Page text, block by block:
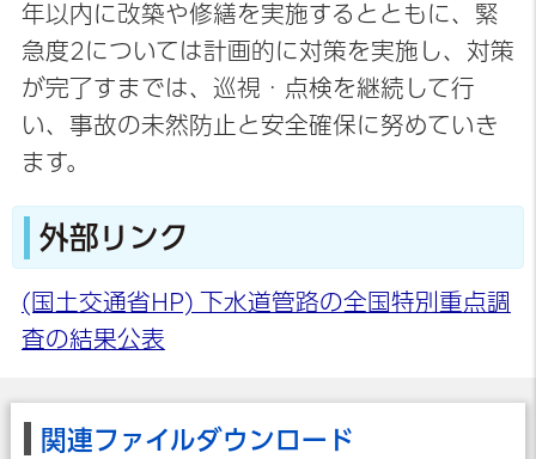
年以内に改築や修繕を実施するとともに、緊
急度2については計画的に対策を実施し、対策
が完了すまでは、巡視・点検を継続して行
い、事故の未然防止と安全確保に努めていき
ます。
外部リンク
(国土交通省HP) 下水道管路の全国特別重点調
査の結果公表
関連ファイルダウンロード